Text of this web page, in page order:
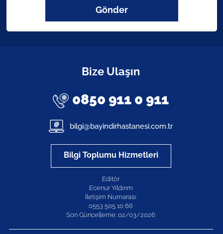
Gönder
Bize Ulaşın
0850 911 0 911
bilgi@bayindirhastanesi.com.tr
Bilgi Toplumu Hizmetleri
Editör
Ecenur Yıldırım
İletişim Numarası:
0553 505 10 66
Son Güncelleme: 02/03/2026